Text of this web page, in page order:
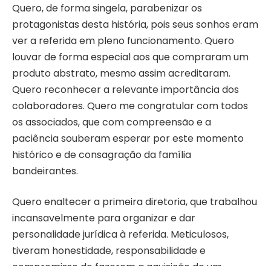
Quero, de forma singela, parabenizar os
protagonistas desta história, pois seus sonhos eram
ver a referida em pleno funcionamento. Quero
louvar de forma especial aos que compraram um
produto abstrato, mesmo assim acreditaram.
Quero reconhecer a relevante importância dos
colaboradores. Quero me congratular com todos
os associados, que com compreensão e a
paciência souberam esperar por este momento
histórico e de consagração da família
bandeirantes.
Quero enaltecer a primeira diretoria, que trabalhou
incansavelmente para organizar e dar
personalidade jurídica à referida. Meticulosos,
tiveram honestidade, responsabilidade e